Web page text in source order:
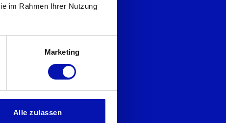
im Rahmen Ihrer Nutzung
Marketing
Alle zulassen
Ich suche ...
das Spendenformular
Spendenberatung